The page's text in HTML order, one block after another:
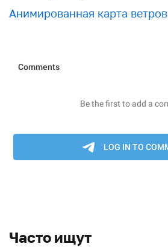
Анимированная карта ветров
Часто ищут